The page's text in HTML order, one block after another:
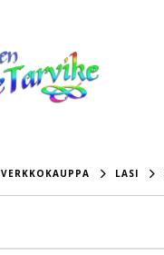
VERKKOKAUPPA LASI